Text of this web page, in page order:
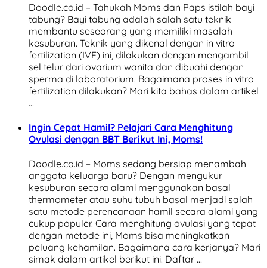
Doodle.co.id – Tahukah Moms dan Paps istilah bayi
tabung? Bayi tabung adalah salah satu teknik
membantu seseorang yang memiliki masalah
kesuburan. Teknik yang dikenal dengan in vitro
fertilization (IVF) ini, dilakukan dengan mengambil
sel telur dari ovarium wanita dan dibuahi dengan
sperma di laboratorium. Bagaimana proses in vitro
fertilization dilakukan? Mari kita bahas dalam artikel
…
Ingin Cepat Hamil? Pelajari Cara Menghitung
Ovulasi dengan BBT Berikut Ini, Moms!
Doodle.co.id – Moms sedang bersiap menambah
anggota keluarga baru? Dengan mengukur
kesuburan secara alami menggunakan basal
thermometer atau suhu tubuh basal menjadi salah
satu metode perencanaan hamil secara alami yang
cukup populer. Cara menghitung ovulasi yang tepat
dengan metode ini, Moms bisa meningkatkan
peluang kehamilan. Bagaimana cara kerjanya? Mari
simak dalam artikel berikut ini. Daftar …